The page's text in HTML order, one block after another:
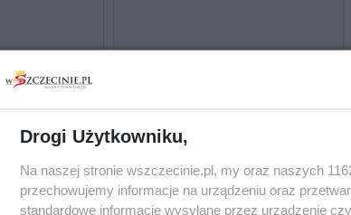
Drogi Użytkowniku,
Na naszej stronie wszczecinie.pl, my oraz naszych
przechowujemy informacje na urządzeniu oraz
standardowe informacje wysyłane przez urządzenie